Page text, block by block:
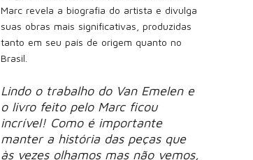
Marc revela a biografia do artista e divulga
suas obras mais significativas, produzidas
tanto em seu país de origem quanto no
Brasil.
Lindo o trabalho do Van Emelen e
o livro feito pelo Marc ficou
incrível! Como é importante
manter a história das peças que
às vezes olhamos mas não vemos,